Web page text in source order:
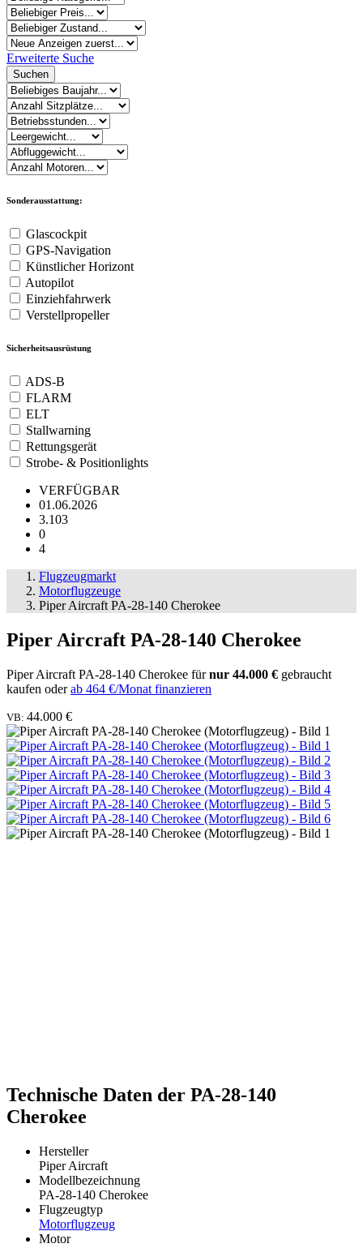
Erweiterte Suche
Suchen
Sonderausstattung:
Glascockpit
GPS-Navigation
Künstlicher Horizont
Autopilot
Einziehfahrwerk
Verstellpropeller
Sicherheitsausrüstung
ADS-B
FLARM
ELT
Stallwarning
Rettungsgerät
Strobe- & Positionlights
VERFÜGBAR
01.06.2026
3.103
0
4
Flugzeugmarkt
Motorflugzeuge
Piper Aircraft PA-28-140 Cherokee
Piper Aircraft PA-28-140 Cherokee
Piper Aircraft PA-28-140 Cherokee fürnur 44.000 € gebraucht
kaufen oderab 464 €/Monat finanzieren
VB: 44.000 €
Technische Daten der PA-28-140
Cherokee
Hersteller
Piper Aircraft
Modellbezeichnung
PA-28-140 Cherokee
Flugzeugtyp
Motorflugzeug
Motor